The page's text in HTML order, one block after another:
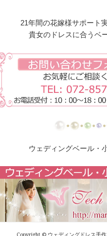
【ドレスリメイク】総レ
レス
【ドレスリメイク】オー
ビードレス
【ドレスリメイク】ふ
【ドレスリメイク】総レ
【ドレスリメイク】ベビ
ト
【ドレスリメイク】アシ
ニチュアドレス
21年間の花嫁様サポート
貴女のドレスに合うベ
ウェディングベール・
Copyright © ウェディングドレス手